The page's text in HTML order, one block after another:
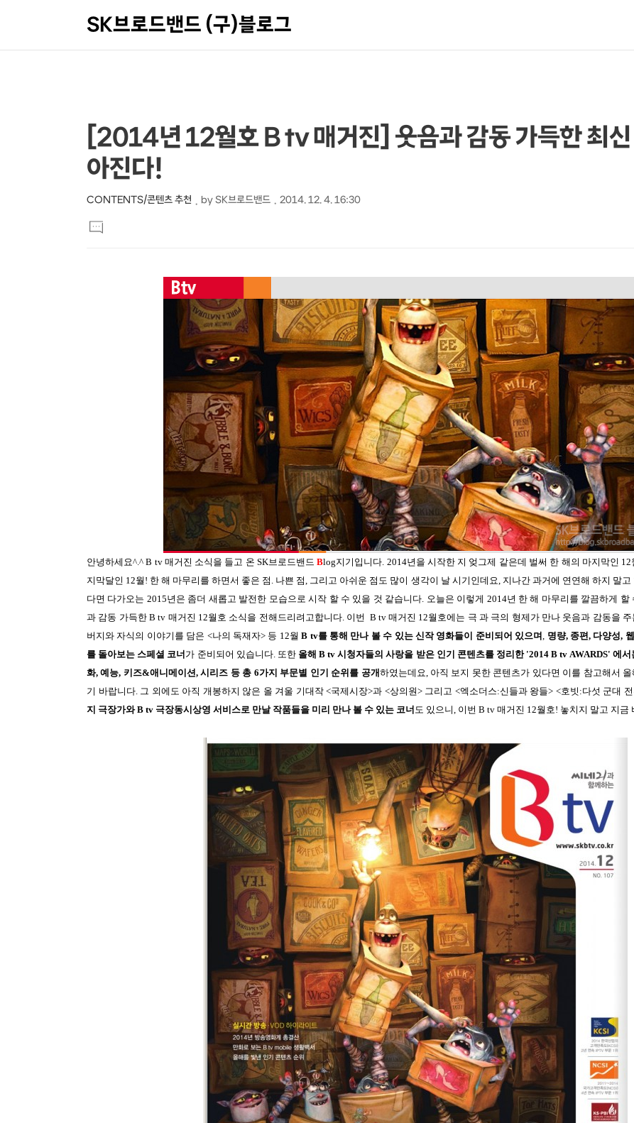
SK브로드밴드 (구)블로그
상
세
컨
텐
츠
본
문
제
[2014년 12월호 B tv 매거진] 웃음과 감동 가득한 최신
아진다!
CONTENTS/콘텐츠 추천 by SK브로드밴드 2014. 12. 4. 16:30
문
댓
글
안녕하세요^.^ B tv 매거진 소식을 들고 온 SK브로드밴드Blog지기입니다. 2014년을 시작한 지 엊그제 같은데 벌써 한 해의 마지막인
지막달인 12월! 한 해 마무리를 하면서 좋은 점. 나쁜 점, 그리고 아쉬운 점도 많이 생각이 날 시기인데요, 지나간 과거에 연연해 하지 말
다면 다가오는 2015년은 좀더 새롭고 발전한 모습으로 시작 할 수 있을 것 같습니다. 오늘은 이렇게 2014년 한 해 마무리를 깔끔하게 할
과 감동 가득한 B tv 매거진 12월호 소식을 전해드리려고합니다. 이번 B tv 매거진 12월호에는 극 과 극의 형제가 만나 웃음과 감동을
버지와 자식의 이야기를 담은 <나의 독재자> 등 12월 B tv를 통해 만나 볼 수 있는 신작 영화들이 준비되어 있으며, 명량, 종편, 다양성,
를 돌아보는 스페셜 코너 가 준비되어 있습니다. 또한 올해 B tv 시청자들의 사랑을 받은 인기 콘텐츠를 정리한 '2014 B tv AWARDS' 에서
화, 예능, 키즈&애니메이션, 시리즈 등 총 6가지 부문별 인기 순위를 공개하였는데요, 아직 보지 못한 콘텐츠가 있다면 이를 참고해서
기 바랍니다. 그 외에도 아직 개봉하지 않은 올 겨울 기대작 <국제시장>과 <상의원> 그리고 <엑소더스:신들과 왕들> <호빗:다섯 군대
지 극장가와 B tv 극장동시상영 서비스로 만날 작품들을 미리 만나 볼 수 있는 코너 도 있으니, 이번 B tv 매거진 12월호! 놓치지 말고 지금